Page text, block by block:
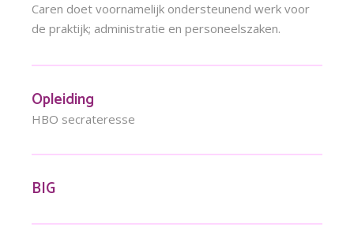
Caren doet voornamelijk ondersteunend werk voor
de praktijk; administratie en personeelszaken.
Opleiding
HBO secrateresse
BIG